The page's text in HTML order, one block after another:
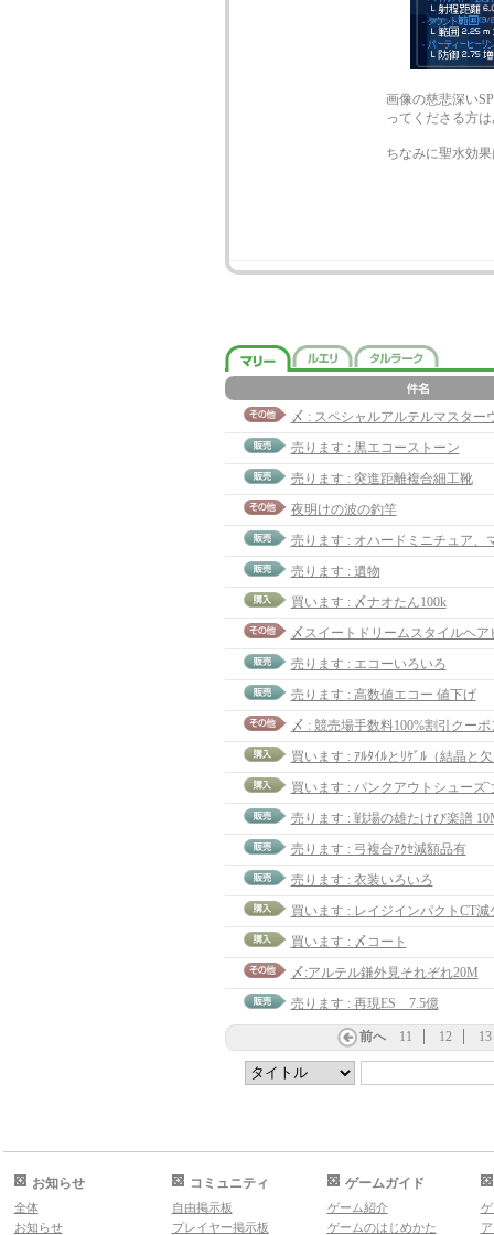
画像の慈悲深い
ってくださる方
ちなみに聖水効
売ります : 黒エコーストーン
売ります : 突進距離複合細工靴
夜明けの波の釣竿
売ります : オハードミニチュア、
売ります : 遺物
買います : 〆ナオたん100k
売ります : エコーいろいろ
売ります : 高数値エコー 値下げ
〆 : 競売場手数料100%割引クーポ
買います : ｱﾙﾀｲﾙとﾘｹﾞﾙ（結晶と
買います : パンクアウトシューズ
売ります : 戦場の雄たけび楽譜
売ります : 弓複合ｱｸｾ減額品有
売ります : 衣装いろいろ
買います : レイジインパクトCT減
買います : 〆コート
〆:アルテル鎌外見それぞれ20M
売ります : 再現ES 7.5億
前へ 11 12 13
お知らせ
全体
お知らせ
コミュニティ
自由掲示板
プレイヤー掲示板
ゲームガイド
ゲーム紹介
ゲームのはじめかた